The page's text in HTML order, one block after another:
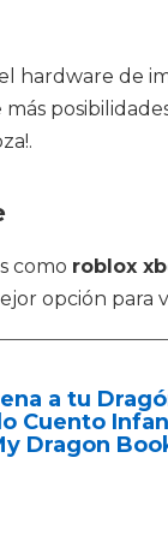
hardware de
como roblox
opción para
a tu
Cuento
Dragon